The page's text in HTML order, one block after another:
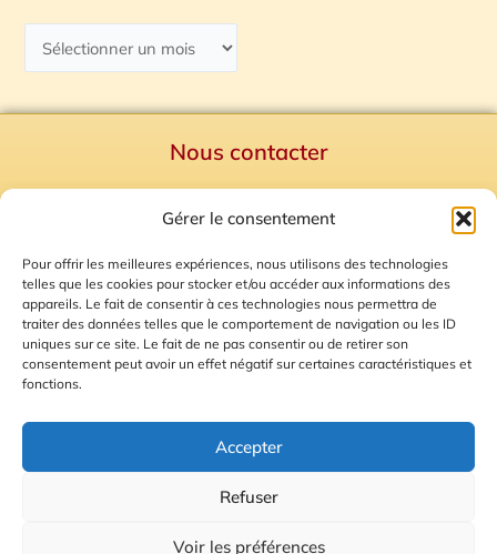
Gérer le consentement
Pour offrir les meilleures expériences, nous utilisons des technologies
telles que les cookies pour stocker et/ou accéder aux informations des
appareils. Le fait de consentir à ces technologies nous permettra de
traiter des données telles que le comportement de navigation ou les ID
uniques sur ce site. Le fait de ne pas consentir ou de retirer son
consentement peut avoir un effet négatif sur certaines caractéristiques et
fonctions.
Accepter
Refuser
Voir les préférences
Nous contacter
Mentions Légales
Plan du site
Gestion des Cookies
© 2026 Radio Calade